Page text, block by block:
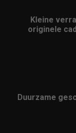
Kleine
originele
Duurzame